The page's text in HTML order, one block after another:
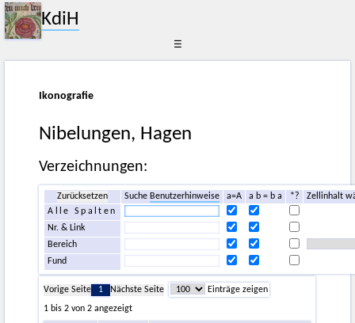
KdiH
☰
Ikonografie
Nibelungen, Hagen
Verzeichnungen:
Zurücksetzen SucheBenutzerhinweise a=A a b = b a *?
Zellinhalt
Alle Spalten
Nr. & Link
Bereich
Fund
Vorige Seite 1 Nächste Seite
Einträge zeigen
1 bis 2 von 2 angezeigt